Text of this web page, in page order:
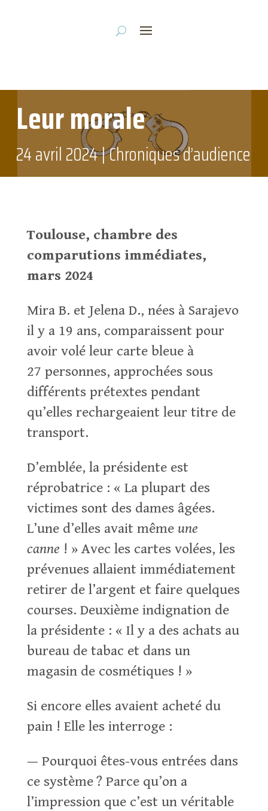
Leur morale
24 avril 2024|Chroniques d’audience
Toulouse, chambre des
comparutions immédiates,
mars 2024
Mira B. et Jelena D., nées à Sarajevo
il y a 19 ans, comparaissent pour
avoir volé leur carte bleue à
27 personnes, approchées sous
différents prétextes pendant
qu’elles rechargeaient leur titre de
transport.
D’emblée, la présidente est
réprobatrice : « La plupart des
victimes sont des dames âgées.
L’une d’elles avait même une
canne ! » Avec les cartes volées, les
prévenues allaient immédiatement
retirer de l’argent et faire quelques
courses. Deuxième indignation de
la présidente : « Il y a des achats au
bureau de tabac et dans un
magasin de cosmétiques ! »
Si encore elles avaient acheté du
pain ! Elle les interroge :
— Pourquoi êtes-vous entrées dans
ce système ? Parce qu’on a
l’impression que c’est un véritable